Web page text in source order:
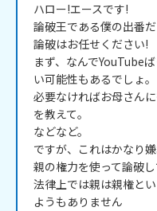
ハロー!エースです!
論破王である僕の出番
論破はお任せください!
まず、なんでYouTube
い可能性もあるでしょ
必要なければお母さん
を教えて。
などなど。
ですが、これはかなり嫌
親の権力を使って論破
法律上では親は親権と
ようもありません